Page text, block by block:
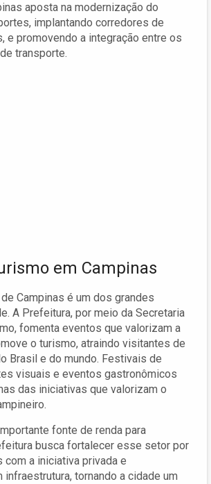
aposta na modernização do
implantando corredores de
e promovendo a integração entre os
transporte.
em Campinas
Campinas é um dos grandes
A Prefeitura, por meio da Secretaria
fomenta eventos que valorizam a
o turismo, atraindo visitantes de
Brasil e do mundo. Festivais de
visuais e eventos gastronômicos
das iniciativas que valorizam o
fonte de renda para
busca fortalecer esse setor por
com a iniciativa privada e
tornando a cidade um